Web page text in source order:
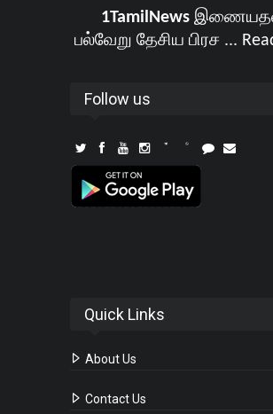
1TamilNews
பல்வேறு தேசிய பிரச ...
Follow us
Quick Links
About Us
Contact Us